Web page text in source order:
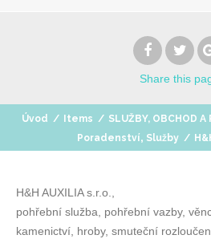
Share this
Úvod / Items / SLUŽBY, OBCHOD A
Poradenství, Služby /
H&H AUXILIA s.r.o.,
pohřební služba, pohřební vazby,
kamenictví, hroby, smuteční